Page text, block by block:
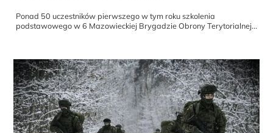
Ponad 50 uczestników pierwszego w tym roku szkolenia
podstawowego w 6 Mazowieckiej Brygadzie Obrony Terytorialnej...